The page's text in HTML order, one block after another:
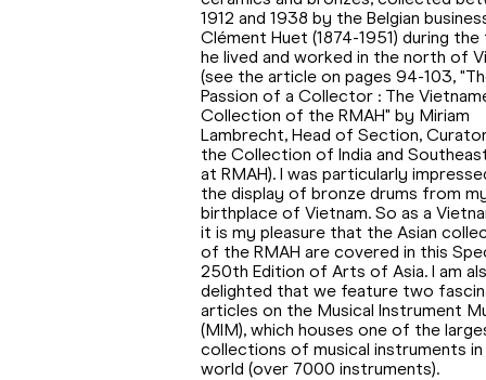
1912 and 1938 by the Belgian
Clément Huet (1874-1951) during the
he lived and worked in the north of
(see the article on pages 94-103,
Passion of a Collector : The
Collection of the RMAH" by Miriam
Lambrecht, Head of Section,
the Collection of India and
at RMAH). I was particularly
the display of bronze drums from
birthplace of Vietnam. So as a
it is my pleasure that the Asian
of the RMAH are covered in this
250th Edition of Arts of Asia. I am
delighted that we feature two
articles on the Musical Instrument
(MIM), which houses one of the
collections of musical instruments
world (over 7000 instruments).